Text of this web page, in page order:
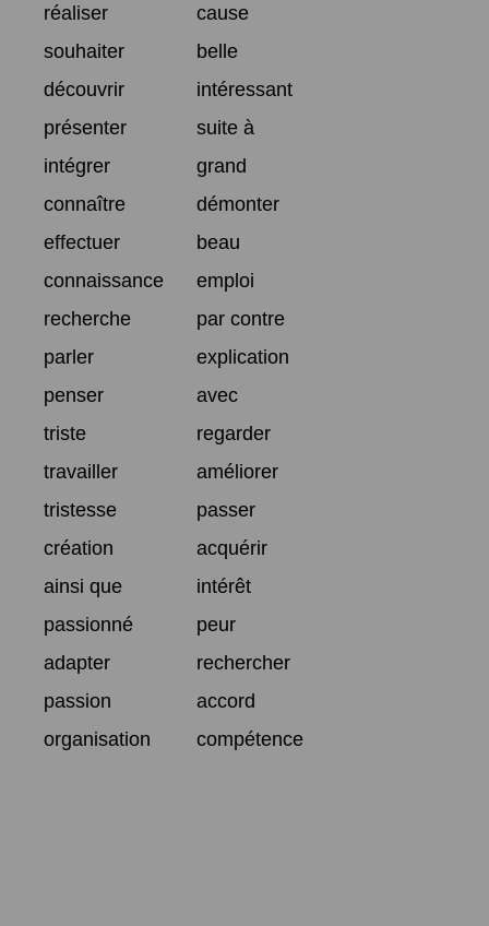
réaliser
cause
souhaiter
belle
découvrir
intéressant
présenter
suite à
intégrer
grand
connaître
démonter
effectuer
beau
connaissance
emploi
recherche
par contre
parler
explication
penser
avec
triste
regarder
travailler
améliorer
tristesse
passer
création
acquérir
ainsi que
intérêt
passionné
peur
adapter
rechercher
passion
accord
organisation
compétence